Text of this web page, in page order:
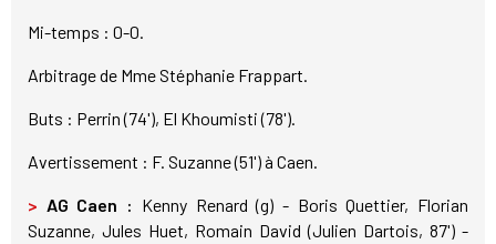
Mi-temps : 0-0.
Arbitrage de Mme Stéphanie Frappart.
Buts : Perrin (74'), El Khoumisti (78').
Avertissement : F. Suzanne (51') à Caen.
> AG Caen : Kenny Renard (g) - Boris Quettier, Florian
Suzanne, Jules Huet, Romain David (Julien Dartois, 87') -